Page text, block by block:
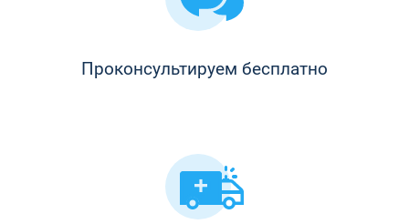
Проконсультируем бесплатно